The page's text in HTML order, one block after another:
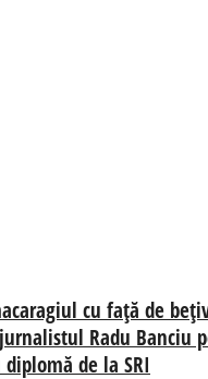
cu față de
Radu Banciu
de la SRI